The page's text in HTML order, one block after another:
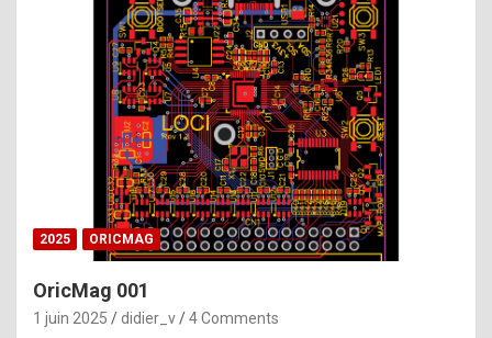
b
e
s
t
p
h
o
n
y
2025 ORICMAG
OricMag 001
1 juin 2025 didier_v 4 Comments